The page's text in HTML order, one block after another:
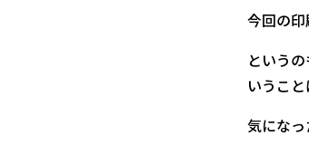
今回の印
という
いうこ
気になっ